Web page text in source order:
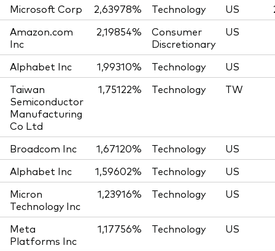
Microsoft Corp
2,63978% Technology US
Amazon.com
Inc
2,19854%
Consumer
Discretionary
US
Alphabet Inc 1,99310% Technology
US
Taiwan
Semiconductor
Manufacturing
Co Ltd
1,75122% Technology TW
Broadcom Inc 1,67120% Technology
US
Alphabet Inc
1,59602% Technology
US
Micron
Technology Inc
1,23916% Technology US
Meta
Platforms Inc
1,17756% Technology US